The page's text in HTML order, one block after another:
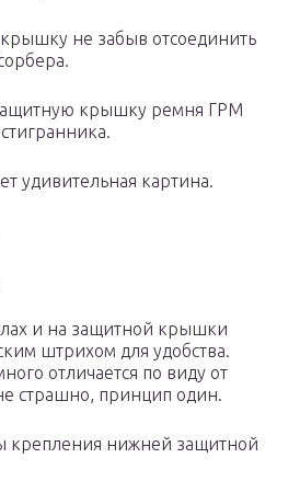
не забыв отсоединить
крышку ремня ГРМ
удивительная картина.
и на защитной крышки
штрихом для удобства.
отличается по виду от
страшно, принцип один.
крепления нижней защитной